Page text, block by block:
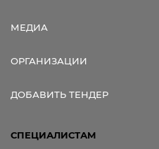
МЕДИА
ОРГАНИЗАЦИИ
ДОБАВИТЬ ТЕНДЕР
СПЕЦИАЛИСТАМ